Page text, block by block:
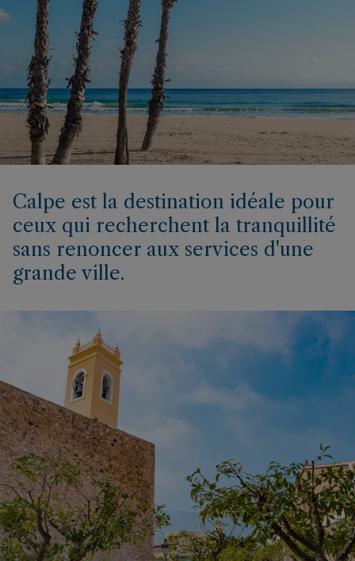
Calpe est la destination idéale pour
ceux qui recherchent la tranquillité
sans renoncer aux services d'une
grande ville.